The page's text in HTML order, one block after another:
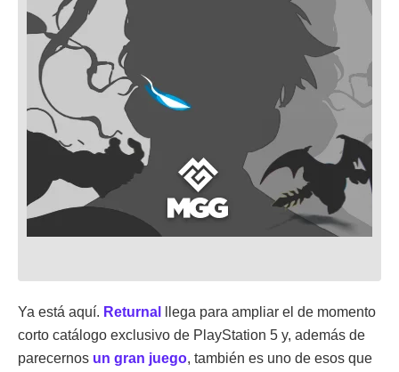
Ya está aquí. Returnal
llega para ampliar el de momento
corto catálogo exclusivo de PlayStation 5 y, además de
parecernos un gran juego, también es uno de esos que